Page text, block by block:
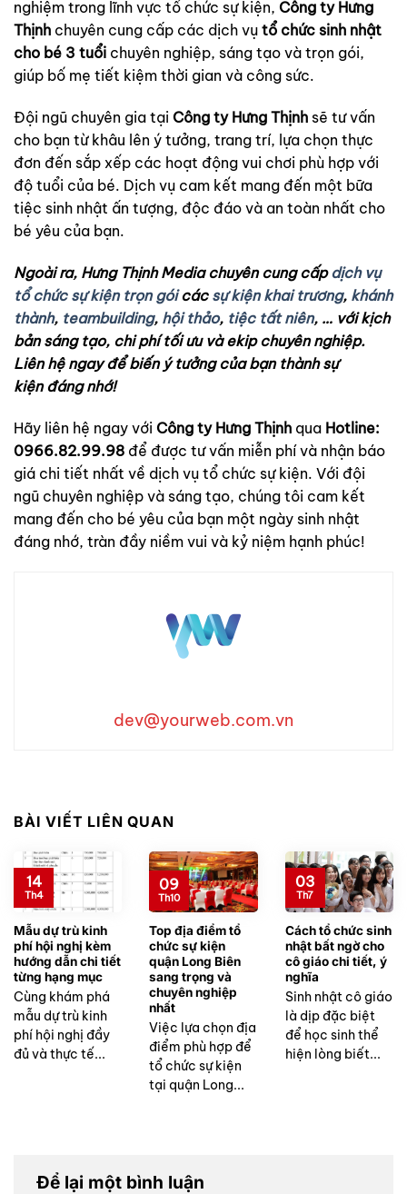
nghiệm trong lĩnh vực tổ chức sự kiện, Công ty Hưng
Thịnh chuyên cung cấp các dịch vụ tổ chức sinh nhật
cho bé 3 tuổi chuyên nghiệp, sáng tạo và trọn gói,
giúp bố mẹ tiết kiệm thời gian và công sức.
Đội ngũ chuyên gia tại Công ty Hưng Thịnh sẽ tư vấn
cho bạn từ khâu lên ý tưởng, trang trí, lựa chọn thực
đơn đến sắp xếp các hoạt động vui chơi phù hợp với
độ tuổi của bé. Dịch vụ cam kết mang đến một bữa
tiệc sinh nhật ấn tượng, độc đáo và an toàn nhất cho
bé yêu của bạn.
Ngoài ra, Hưng Thịnh Media chuyên cung cấpdịch vụ
tổ chức sự kiện trọn góicác sự kiện khai trương, khánh
thành, teambuilding, hội thảo, tiệc tất niên, … với kịch
bản sáng tạo, chi phí tốiưu và ekip chuyên nghiệp.
Liên hệ ngayđể biến ý tưởng của bạn thành sự
kiệnđáng nhớ!
Hãy liên hệ ngay với Công ty Hưng Thịnh qua Hotline:
0966.82.99.98 để được tư vấn miễn phí và nhận báo
giá chi tiết nhất về dịch vụ tổ chức sự kiện. Với đội
ngũ chuyên nghiệp và sáng tạo, chúng tôi cam kết
mang đến cho bé yêu của bạn một ngày sinh nhật
đáng nhớ, tràn đầy niềm vui và kỷ niệm hạnh phúc!
dev@yourweb.com.vn
BÀI VIẾT LIÊN QUAN
Mẫu dự trù kinh
phí hội nghị kèm
hướng dẫn chi tiết
từng hạng mục
Cùng khám phá
mẫu dự trù kinh
phí hội nghị đầy
đủ và thực tế...
14
Th4
Top địa điểm tổ
chức sự kiện
quận Long Biên
sang trọng và
chuyên nghiệp
nhất
Việc lựa chọn địa
điểm phù hợp để
tổ chức sự kiện
tại quận Long...
09
Th10
Cách tổ chức sinh
nhật bất ngờ cho
cô giáo chi tiết, ý
nghĩa
Sinh nhật cô giáo
là dịp đặc biệt
để học sinh thể
hiện lòng biết...
03
Th7
Để lại một bình luận